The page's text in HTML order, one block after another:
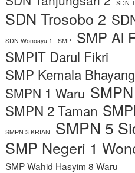
SDN
SDN Trosobo 2
SDN Wonoayu 1 SMP SMP Al
SMPIT Darul Fikri
SMP Kemala
SMPN 1 Waru
SMPN 2 Taman
SMPN 3 KRIAN SMPN 5
SMP Negeri 1
SMP Wahid Hasyim 8 Waru